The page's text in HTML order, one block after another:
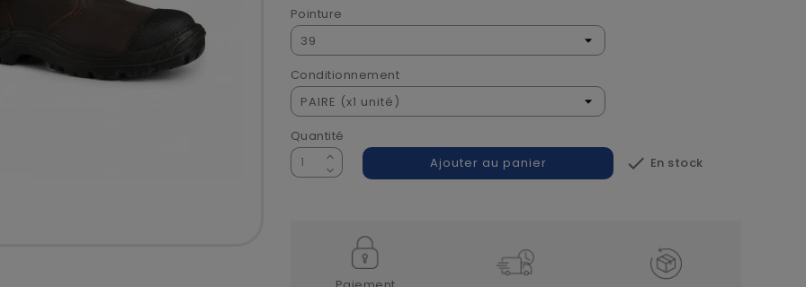
Pointure
Conditionnement
Quantité
Ajouter au panier
 En stock